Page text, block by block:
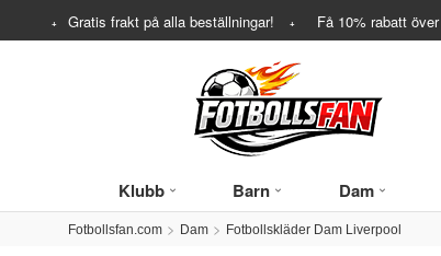
Gratis frakt på alla beställningar! Få 10% rabatt över
Klubb Barn Dam
Fotbollsfan.com Dam Fotbollskläder Dam Liverpool